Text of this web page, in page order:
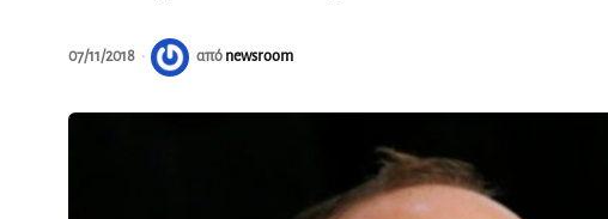
07/11/2018 από newsroom